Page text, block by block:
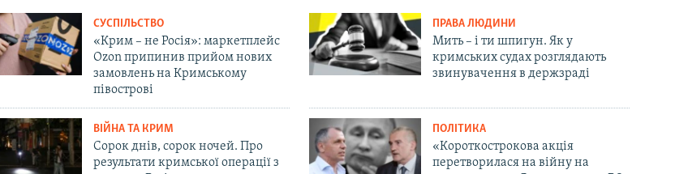
СУСПІЛЬСТВО
«Крим – не Росія»: маркетплейс
Ozon припинив прийом нових
замовлень на Кримському
півострові
ПРАВА ЛЮДИНИ
Мить – і ти шпигун. Як у
кримських судах розглядають
звинувачення в держзраді
ВІЙНА ТА КРИМ
Сорок днів, сорок ночей. Про
результати кримської операції з
ПОЛІТИКА
«Короткострокова акція
перетворилася на війну на